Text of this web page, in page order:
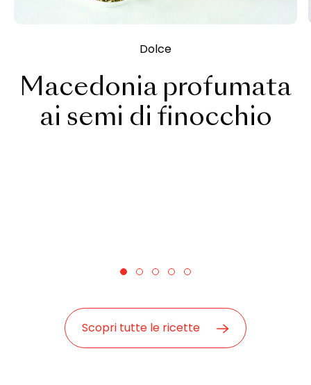
Dolce
Macedonia profumata
ai semi di finocchio
Scopri tutte le ricette